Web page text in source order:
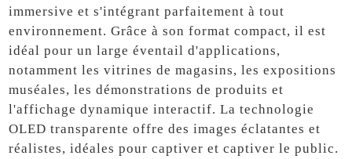
immersive et s'intégrant parfaitement à tout
environnement. Grâce à son format compact, il est
idéal pour un large éventail d'applications,
notamment les vitrines de magasins, les expositions
muséales, les démonstrations de produits et
l'affichage dynamique interactif. La technologie
OLED transparente offre des images éclatantes et
réalistes, idéales pour captiver et captiver le public.